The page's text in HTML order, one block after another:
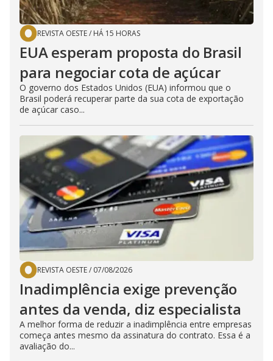
REVISTA OESTE/ HÁ 15 HORAS
EUA esperam proposta do Brasil
para negociar cota de açúcar
O governo dos Estados Unidos (EUA) informou que o
Brasil poderá recuperar parte da sua cota de exportação
de açúcar caso...
REVISTA OESTE/ 07/08/2026
Inadimplência exige prevenção
antes da venda, diz especialista
A melhor forma de reduzir a inadimplência entre empresas
começa antes mesmo da assinatura do contrato. Essa é a
avaliação do...